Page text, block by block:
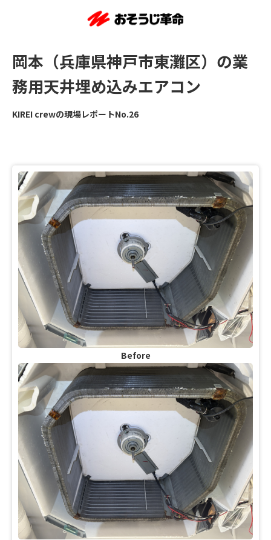
岡本（兵庫県神戸市東灘区）の業
務用天井埋め込みエアコン
KIREI crewの現場レポートNo.26
Before